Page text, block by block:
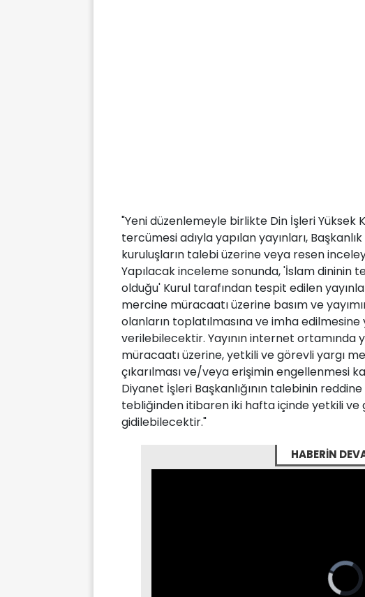
"Yeni düzenlemeyle birlikte Din İşleri Yüksek
tercümesi adıyla yapılan yayınları,
kuruluşların talebi üzerine veya resen
Yapılacak inceleme sonunda, 'İslam dininin
olduğu' Kurul tarafından tespit edilen
mercine müracaatı üzerine basım ve
olanların toplatılmasına ve imha
verilebilecektir. Yayının internet ortamında
müracaatı üzerine, yetkili ve görevli yargı
çıkarılması ve/veya erişimin engellenmesi
Diyanet İşleri Başkanlığının talebinin
tebliğinden itibaren iki hafta içinde yetkili ve
gidilebilecektir."
HABERİN